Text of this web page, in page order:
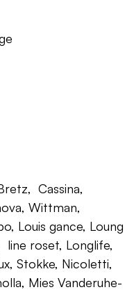
Cassina,
Wittman,
Louis gance, Loung
line roset, Longlife,
Stokke, Nicoletti,
Mies Vanderuhe-